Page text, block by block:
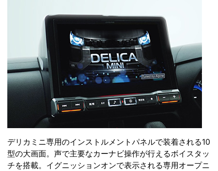
デリカミニ専用のインストルメントパネルで装着される10
型の大画面。声で主要なカーナビ操作が行えるボイスタッ
チを搭載。イグニッションオンで表示される専用オープニ